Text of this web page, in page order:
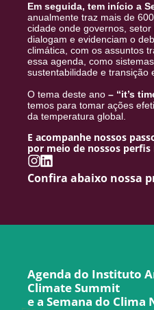
Em seguida, tem início a
anualmente traz mais de
cidade onde governos,
dialogam e evidenciam o
climática, com os assuntos
essa agenda, como
sustentabilidade e transição
O tema deste ano – “it’s
temos para tomar ações
da temperatura global.
E acompanhe nossos
por meio de nossos perfis
Confira abaixo nossa
Agenda do Instituto
Climate Summit
e a Semana do Clima